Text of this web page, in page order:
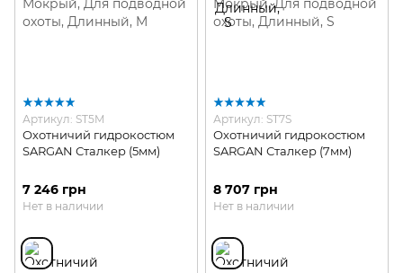
Артикул: ST5M
Охотничий гидрокостюм
SARGAN Сталкер (5мм)
7 246 грн
Нет в наличии
Артикул: ST7S
Охотничий гидрокостюм
SARGAN Сталкер (7мм)
8 707 грн
Нет в наличии